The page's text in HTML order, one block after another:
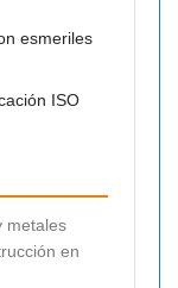
esmeriles
ISO
metales
en